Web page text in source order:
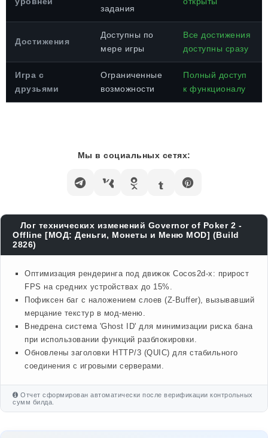
задания
Достижения
Доступны по
мере игры
Все достижения
доступны сразу
Игра с
друзьями
Ограниченные
возможности
Полный доступ
к функционалу
Мы в социальных сетях:
Лог технических изменений Governor of Poker 2 -
Offline [МОД: Деньги, Монеты и Меню MOD] (Build
2826)
Оптимизация рендеринга под движок Cocos2d-x: прирост
FPS на средних устройствах до 15%.
Пофиксен баг с наложением слоев (Z-Buffer), вызывавший
мерцание текстур в мод-меню.
Внедрена система 'Ghost ID' для минимизации риска бана
при использовании функций разблокировки.
Обновлены заголовки HTTP/3 (QUIC) для стабильного
соединения с игровыми серверами.
Отчет сформирован автоматически после верификации контрольных
сумм билда.